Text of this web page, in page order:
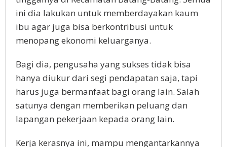
ini dia lakukan untuk memberdayakan kaum
ibu agar juga bisa berkontribusi untuk
menopang ekonomi keluarganya.
Bagi dia, pengusaha yang sukses tidak bisa
hanya diukur dari segi pendapatan saja, tapi
harus juga bermanfaat bagi orang lain. Salah
satunya dengan memberikan peluang dan
lapangan pekerjaan kepada orang lain.
Kerja kerasnya ini, mampu mengantarkannya